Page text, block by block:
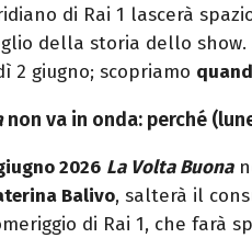
di Rai 1 lascerà
della storia dello
2 giugno; scopriamo
non va in onda: perché
2026 La Volta Buona
Balivo, salterà il
di Rai 1, che farà